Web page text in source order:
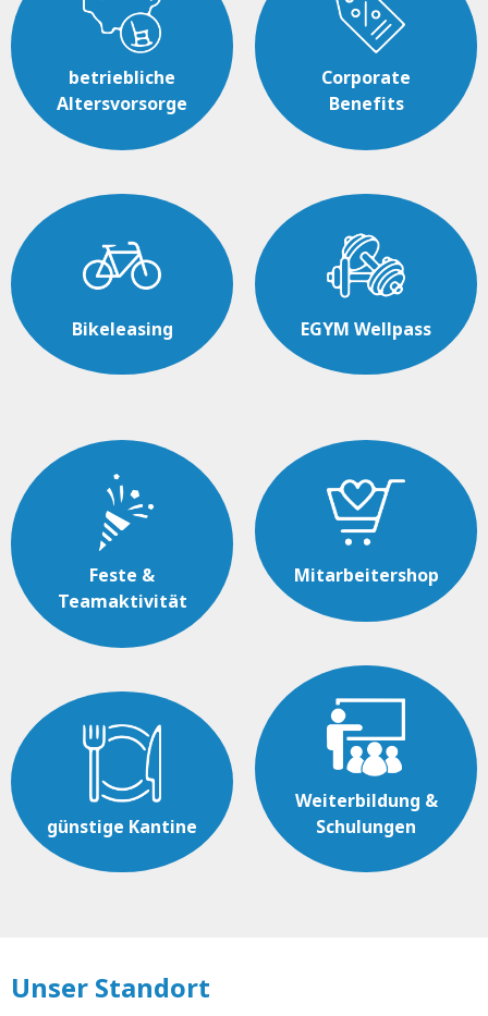
betriebliche
Altersvorsorge
Bikeleasing
Corporate
Benefits
EGYM Wellpass
Feste &
Teamaktivität
günstige Kantine
Mitarbeitershop
Weiterbildung &
Schulungen
Unser Standort